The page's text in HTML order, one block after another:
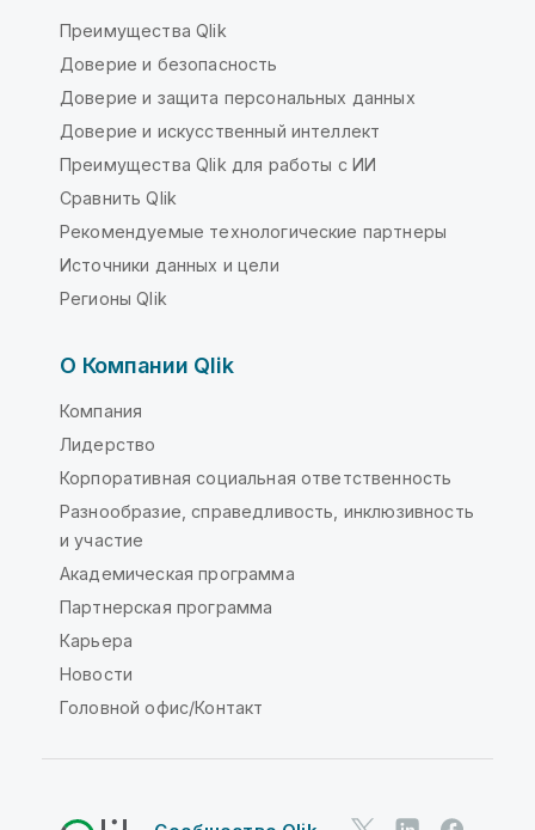
Преимущества Qlik
Доверие и безопасность
Доверие и защита персональных данных
Доверие и искусственный интеллект
Преимущества Qlik для работы с ИИ
Сравнить Qlik
Рекомендуемые технологические партнеры
Источники данных и цели
Регионы Qlik
О Компании Qlik
Компания
Лидерство
Корпоративная социальная ответственность
Разнообразие, справедливость, инклюзивность
и участие
Академическая программа
Партнерская программа
Карьера
Новости
Головной офис/Контакт